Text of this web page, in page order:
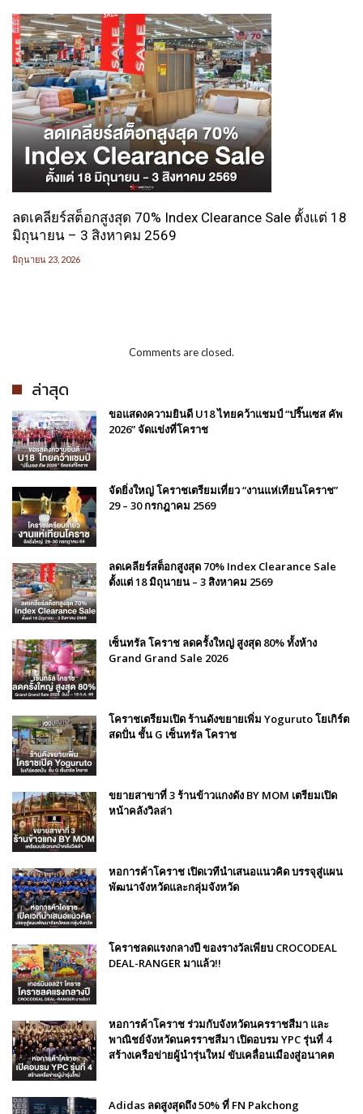
ลดเคลียร์สต็อกสูงสุด 70% Index Clearance Sale ตั้งแต่ 18
มิถุนายน – 3 สิงหาคม 2569
มิถุนายน 23, 2026
Comments are closed.
ล่าสุด
ขอแสดงความยินดี U18 ไทยคว้าแชมป์ “ปริ๊นเซส คัพ
2026” จัดแข่งที่โคราช
จัดยิ่งใหญ่ โคราชเตรียมเที่ยว “งานแห่เทียนโคราช”
29 – 30 กรกฎาคม 2569
ลดเคลียร์สต็อกสูงสุด 70% Index Clearance Sale
ตั้งแต่ 18 มิถุนายน – 3 สิงหาคม 2569
เซ็นทรัล โคราช ลดครั้งใหญ่ สูงสุด 80% ทั้งห้าง
Grand Grand Sale 2026
โคราชเตรียมเปิด ร้านดังขยายเพิ่ม Yoguruto โยเกิร์ต
สดปั่น ชั้น G เซ็นทรัล โคราช
ขยายสาขาที่ 3 ร้านข้าวแกงดัง BY MOM เตรียมเปิด
หน้าคลังวิลล่า
หอการค้าโคราช เปิดเวทีนำเสนอแนวคิด บรรจุสู่แผน
พัฒนาจังหวัดและกลุ่มจังหวัด
โคราชลดแรงกลางปี ของรางวัลเพียบ CROCODEAL
DEAL-RANGER มาแล้ว!!
หอการค้าโคราช ร่วมกับจังหวัดนครราชสีมา และ
พาณิชย์จังหวัดนครราชสีมา เปิดอบรม YPC รุ่นที่ 4
สร้างเครือข่ายผู้นำรุ่นใหม่ ขับเคลื่อนเมืองสู่อนาคต
Adidas ลดสูงสุดถึง 50% ที่ FN Pakchong